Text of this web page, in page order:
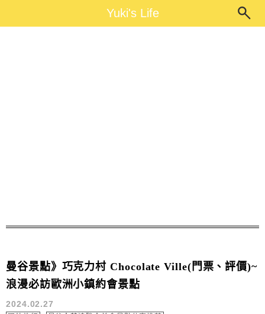
Yuki's LifeYuki's Life
曼谷景點》巧克力村 Chocolate Ville(門票、評價)~
浪漫必訪歐洲小鎮約會景點
2024.02.27